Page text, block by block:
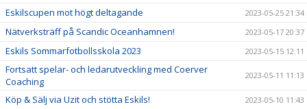
Eskilscupen mot högt deltagande 2023-05-25 21:34
Nätverksträff på Scandic Oceanhamnen! 2023-05-17 20:37
Eskils Sommarfotbollsskola 2023 2023-05-15 12:11
Fortsatt spelar- och ledarutveckling med Coerver
Coaching
2023-05-11 11:13
Köp & Sälj via Uzit och stötta Eskils! 2023-05-10 11:43